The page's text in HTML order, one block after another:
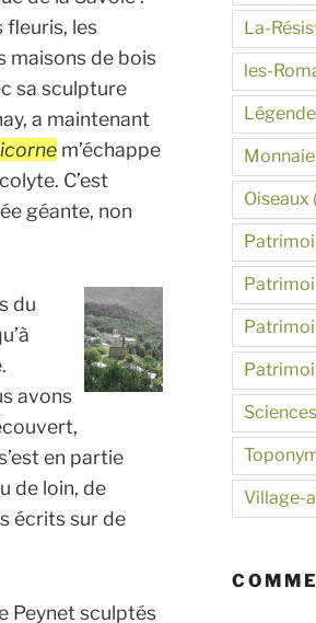
fleuris, les
maisons de bois
sa sculpture
a maintenant
m’échappe
C’est
géante, non
du
avons
en partie
de loin, de
écrits sur de
Peynet sculptés
La-
les-
Légende
Monnaie
Oiseaux
Village-